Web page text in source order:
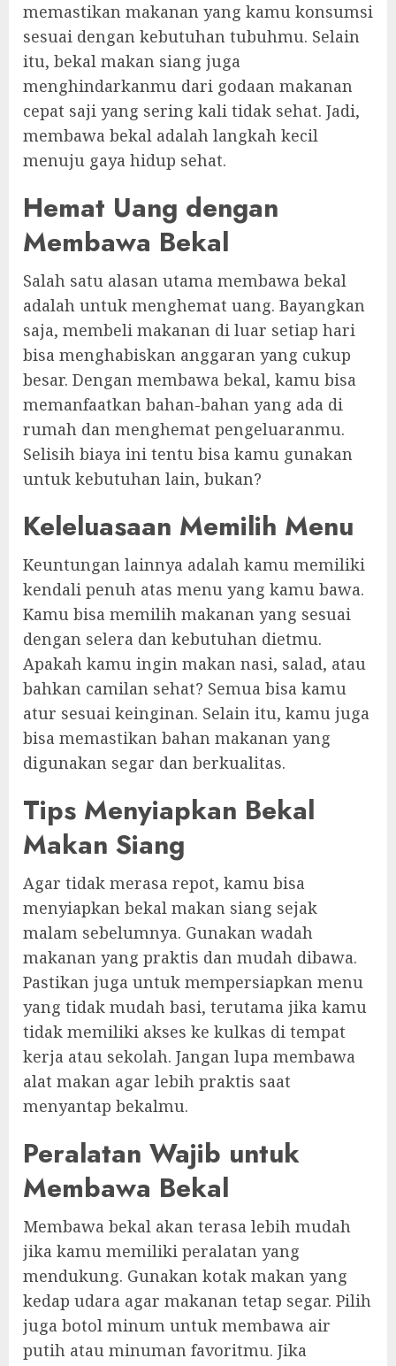
memastikan makanan yang kamu konsumsi
sesuai dengan kebutuhan tubuhmu. Selain
itu, bekal makan siang juga
menghindarkanmu dari godaan makanan
cepat saji yang sering kali tidak sehat. Jadi,
membawa bekal adalah langkah kecil
menuju gaya hidup sehat.
Hemat Uang dengan
Membawa Bekal
Salah satu alasan utama membawa bekal
adalah untuk menghemat uang. Bayangkan
saja, membeli makanan di luar setiap hari
bisa menghabiskan anggaran yang cukup
besar. Dengan membawa bekal, kamu bisa
memanfaatkan bahan-bahan yang ada di
rumah dan menghemat pengeluaranmu.
Selisih biaya ini tentu bisa kamu gunakan
untuk kebutuhan lain, bukan?
Keleluasaan Memilih Menu
Keuntungan lainnya adalah kamu memiliki
kendali penuh atas menu yang kamu bawa.
Kamu bisa memilih makanan yang sesuai
dengan selera dan kebutuhan dietmu.
Apakah kamu ingin makan nasi, salad, atau
bahkan camilan sehat? Semua bisa kamu
atur sesuai keinginan. Selain itu, kamu juga
bisa memastikan bahan makanan yang
digunakan segar dan berkualitas.
Tips Menyiapkan Bekal
Makan Siang
Agar tidak merasa repot, kamu bisa
menyiapkan bekal makan siang sejak
malam sebelumnya. Gunakan wadah
makanan yang praktis dan mudah dibawa.
Pastikan juga untuk mempersiapkan menu
yang tidak mudah basi, terutama jika kamu
tidak memiliki akses ke kulkas di tempat
kerja atau sekolah. Jangan lupa membawa
alat makan agar lebih praktis saat
menyantap bekalmu.
Peralatan Wajib untuk
Membawa Bekal
Membawa bekal akan terasa lebih mudah
jika kamu memiliki peralatan yang
mendukung. Gunakan kotak makan yang
kedap udara agar makanan tetap segar. Pilih
juga botol minum untuk membawa air
putih atau minuman favoritmu. Jika